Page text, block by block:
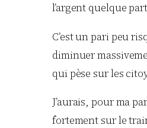
l’argent quelque
C’est un pari peu
diminuer
qui pèse sur les
J’aurais, pour ma
fortement sur le